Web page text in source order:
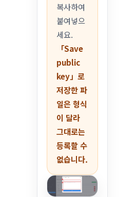
복사하여
붙여넣으
세요.
「Save
public
key」로
저장한 파
일은 형식
이 달라
그대로는
등록할 수
없습니다.